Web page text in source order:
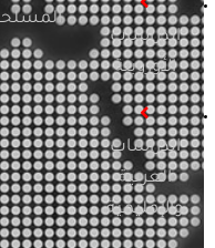
الدراسات
الأوروبية
الدراسات
العربية
والإقليمية
المسلحة